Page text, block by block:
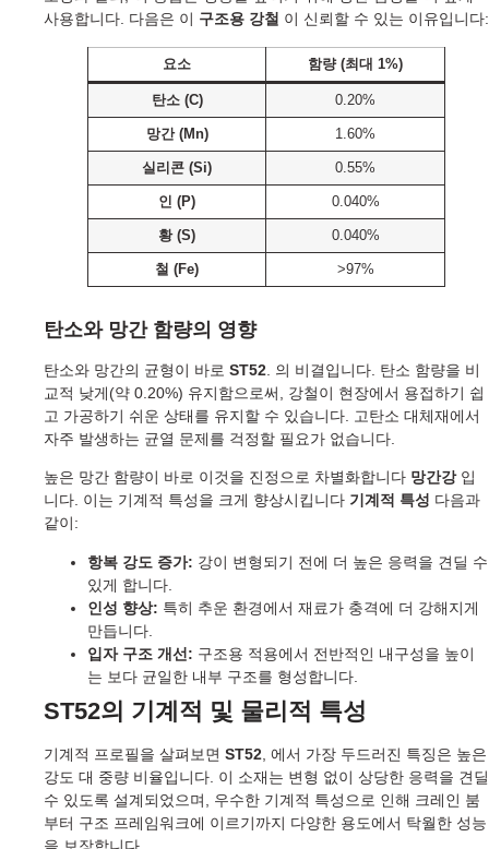
사용합니다. 다음은 이 구조용 강철 이 신뢰할 수 있는 이유입니다:
요소 함량 (최대 1%)
탄소 (C) 0.20%
망간 (Mn) 1.60%
실리콘 (Si) 0.55%
인 (P) 0.040%
황 (S) 0.040%
철 (Fe) >97%
탄소와 망간 함량의 영향
탄소와 망간의 균형이 바로 ST52 . 의 비결입니다. 탄소 함량을 비
교적 낮게(약 0.20%) 유지함으로써, 강철이 현장에서 용접하기 쉽
고 가공하기 쉬운 상태를 유지할 수 있습니다. 고탄소 대체재에서
자주 발생하는 균열 문제를 걱정할 필요가 없습니다.
높은 망간 함량이 바로 이것을 진정으로 차별화합니다 망간강입
니다. 이는 기계적 특성을 크게 향상시킵니다 기계적 특성 다음과
같이:
항복 강도 증가: 강이 변형되기 전에 더 높은 응력을 견딜 수
있게 합니다.
인성 향상: 특히 추운 환경에서 재료가 충격에 더 강해지게
만듭니다.
입자 구조 개선: 구조용 적용에서 전반적인 내구성을 높이
는 보다 균일한 내부 구조를 형성합니다.
ST52의 기계적 및 물리적 특성
기계적 프로필을 살펴보면 ST52 , 에서 가장 두드러진 특징은 높은
강도 대 중량 비율입니다. 이 소재는 변형 없이 상당한 응력을 견딜
수 있도록 설계되었으며, 우수한 기계적 특성으로 인해 크레인 붐
부터 구조 프레임워크에 이르기까지 다양한 용도에서 탁월한 성능
을 보장합니다.